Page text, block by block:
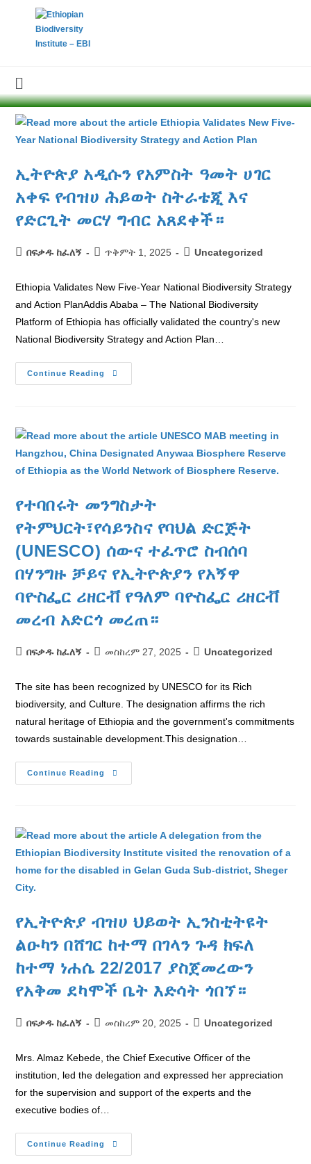
ኢትዮጵያ አዲሱን የአምስት ዓመት ሀገር
አቀፍ የብዝሀ ሕይወት ስትራቴጂ እና
የድርጊት መርሃ ግብር አጸደቀች።
በፍቃዱ ከፈለኝ ጥቅምት 1, 2025 Uncategorized
Ethiopia Validates New Five-Year National Biodiversity Strategy
and Action PlanAddis Ababa – The National Biodiversity
Platform of Ethiopia has officially validated the country's new
National Biodiversity Strategy and Action Plan…
Continue Reading
የተባበሩት መንግስታት
የትምህርት፣የሳይንስና የባህል ድርጅት
(UNESCO) ሰውና ተፈጥሮ ስብሰባ
በሃንግዙ ቻይና የኢትዮጵያን የአኝዋ
ባዮስፌር ሪዘርቭ የዓለም ባዮስፌር ሪዘርቭ
መረብ አድርጎ መረጠ።
በፍቃዱ ከፈለኝ መስከረም 27, 2025 Uncategorized
The site has been recognized by UNESCO for its Rich
biodiversity, and Culture. The designation affirms the rich
natural heritage of Ethiopia and the government's commitments
towards sustainable development.This designation…
Continue Reading
የኢትዮጵያ ብዝሀ ህይወት ኢንስቲትዩት
ልዑካን በሸገር ከተማ በገላን ጉዳ ክፍለ
ከተማ ነሐሴ 22/2017 ያስጀመረውን
የአቅመ ደካሞች ቤት እድሳት ጎበኘ።
በፍቃዱ ከፈለኝ መስከረም 20, 2025 Uncategorized
Mrs. Almaz Kebede, the Chief Executive Officer of the
institution, led the delegation and expressed her appreciation
for the supervision and support of the experts and the
executive bodies of…
Continue Reading